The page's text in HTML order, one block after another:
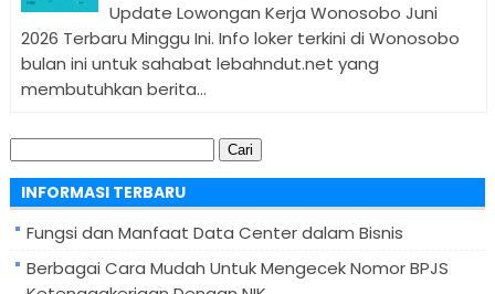
Update Lowongan Kerja Wonosobo Juni
2026 Terbaru Minggu Ini. Info loker terkini di Wonosobo
bulan ini untuk sahabat lebahndut.net yang
membutuhkan berita...
Cari
untuk:
INFORMASI TERBARU
Fungsi dan Manfaat Data Center dalam Bisnis
Berbagai Cara Mudah Untuk Mengecek Nomor BPJS